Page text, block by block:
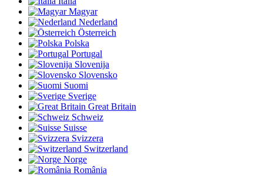
Magyar
Nederland
Österreich
Polska
Portugal
Slovenija
Slovensko
Suomi
Sverige
Great Britain
Schweiz
Suisse
Svizzera
Switzerland
Norge
România